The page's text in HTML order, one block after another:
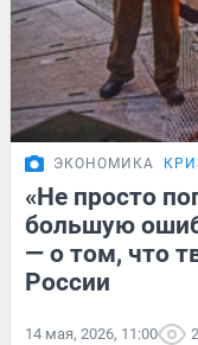
ЭКОНОМИКА
«Не просто
большую
— о том, что
России
14 мая, 2026, 11:00